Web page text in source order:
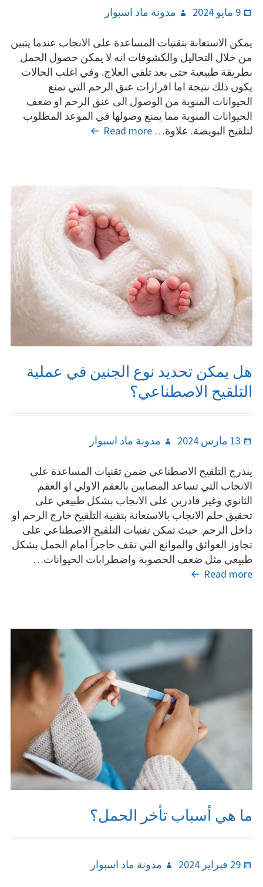
Posted
9 مايو 2024 Author
مدونة ماد اسبوار
يمكن الاستعانة بتقنيات المساعدة على الانجاب عندما يتبين
من خلال التحاليل والكشوفات انه لا يمكن حصول الحمل
بطريقة طبيعية حتى بعد تلقي العلاج. وفي اغلب الحالات
يكون ذلك نتيجة اما افرازات عنق الرحم التي تمنع
الحيوانات المنوية من الوصول الى عنق الرحم او ضعف
الحيوانات المنوية مما يمنع وصولها في الموعد المطلوب
لتلقيح البويضة. علاوة… Read more ما
الصناعي
والحقن
المجهري؟
هل يمكن تحديد نوع الجنين في عملية
التلقيح الاصطناعي؟
Posted
13 مارس 2024 Author
مدونة ماد اسبوار
يندرج التلقيح الاصطناعي ضمن تقنيات المساعدة على
الانجاب التي تساعد المصابين بالعقم الاولي او العقم
الثانوي وغير قادرين على الانجاب بشكل طبيعي على
تحقيق حلم الانجاب بالاستعانة بتقنية التلقيح خارج الرحم او
داخل الرحم. حيث تمكن تقنيات التلقيح الاصطناعي على
تجاوز العوائق والموانع التي تقف حاجزاً امام الحمل بشكل
طبيعي مثل ضعف الخصوبة واضطرابات الحيوانات…
Read more هل
الجنين
في
عملية
الاصطناعي؟
ما هي أسباب تأخر الحمل؟
Posted
29 فبراير 2024 Author
مدونة ماد اسبوار